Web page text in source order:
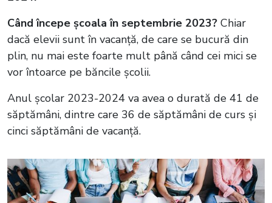
Când începe școala în septembrie 2023? Chiar
dacă elevii sunt în vacanță, de care se bucură din
plin, nu mai este foarte mult până când cei mici se
vor întoarce pe băncile școlii.
Anul școlar 2023-2024 va avea o durată de 41 de
săptămâni, dintre care 36 de săptămâni de curs și
cinci săptămâni de vacanță.